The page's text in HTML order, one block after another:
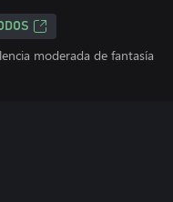
moderada de fantasía